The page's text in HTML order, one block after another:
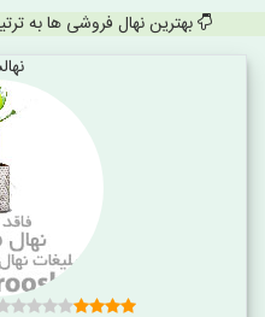
بهترین نهال فروشی ها به